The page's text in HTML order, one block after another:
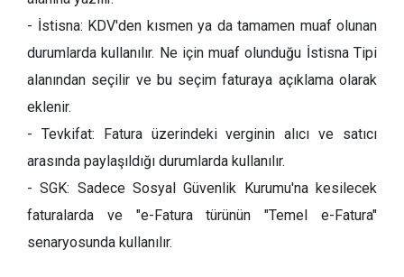
- İstisna: KDV'den kısmen ya da tamamen muaf olunan
durumlarda kullanılır. Ne için muaf olunduğu İstisna Tipi
alanından seçilir ve bu seçim faturaya açıklama olarak
eklenir.
- Tevkifat: Fatura üzerindeki verginin alıcı ve satıcı
arasında paylaşıldığı durumlarda kullanılır.
- SGK: Sadece Sosyal Güvenlik Kurumu'na kesilecek
faturalarda ve "e-Fatura türünün "Temel e-Fatura"
senaryosunda kullanılır.